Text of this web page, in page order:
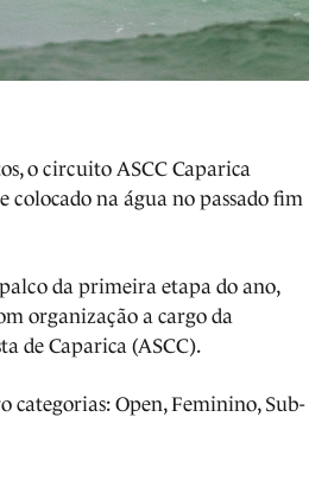
o circuito ASCC Caparica
colocado na água no passado fim
da primeira etapa do ano,
organização a cargo da
de Caparica (ASCC).
categorias: Open, Feminino, Sub-